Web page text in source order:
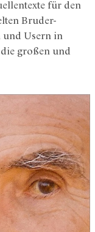
für den
Bruder-
und Usern in
großen und